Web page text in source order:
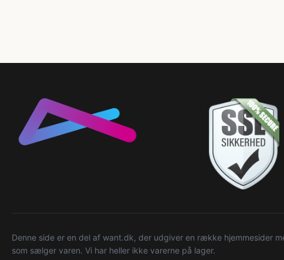
Denne side er en del af want.dk, der udgiver en række hjemmesider
som sælger varen. Vi har heller ikke varerne på lager.